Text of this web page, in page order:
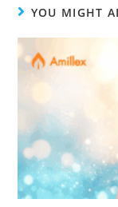
YOU MIGHT